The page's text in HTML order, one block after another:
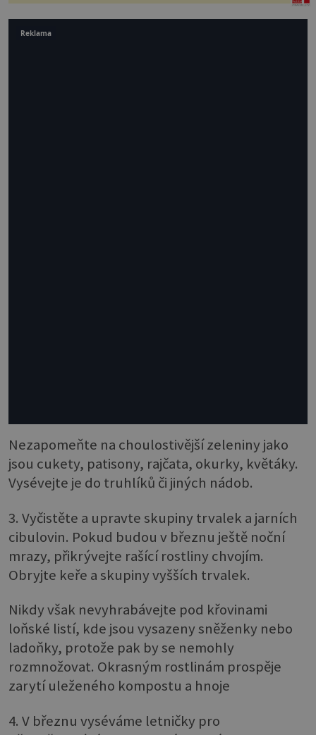
Nezapomeňte na choulostivější zeleniny jako
jsou cukety, patisony, rajčata, okurky, květáky.
Vysévejte je do truhlíků či jiných nádob.
3. Vyčistěte a upravte skupiny trvalek a jarních
cibulovin. Pokud budou v březnu ještě noční
mrazy, přikrývejte rašící rostliny chvojím.
Obryjte keře a skupiny vyšších trvalek.
Nikdy však nevyhrabávejte pod křovinami
loňské listí, kde jsou vysazeny sněženky nebo
ladoňky, protože pak by se nemohly
rozmnožovat. Okrasným rostlinám prospěje
zarytí uleženého kompostu a hnoje
4. V březnu vyséváme letničky pro
Reklama